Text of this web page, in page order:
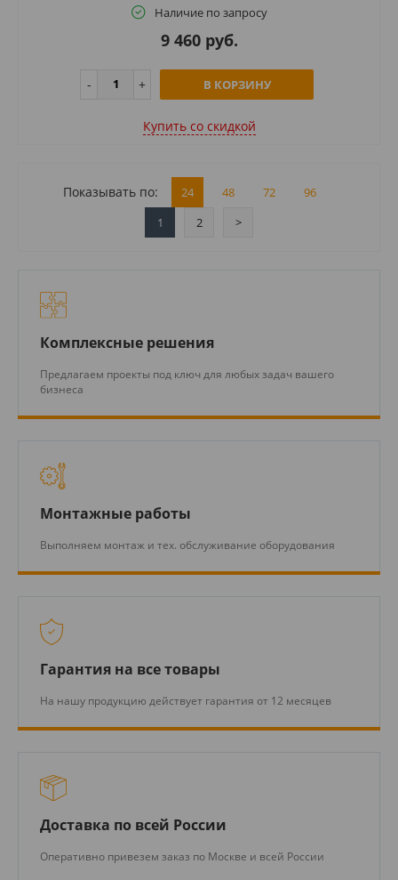
Наличие по запросу
9 460 руб.
В КОРЗИНУ
Купить cо скидкой
Показывать по: 24 48 72
96
1
2 >
Комплексные решения
Предлагаем проекты под ключ для любых задач вашего
бизнеса
Монтажные работы
Выполняем монтаж и тех. обслуживание оборудования
Гарантия на все товары
На нашу продукцию действует гарантия от 12 месяцев
Доставка по всей России
Оперативно привезем заказ по Москве и всей России